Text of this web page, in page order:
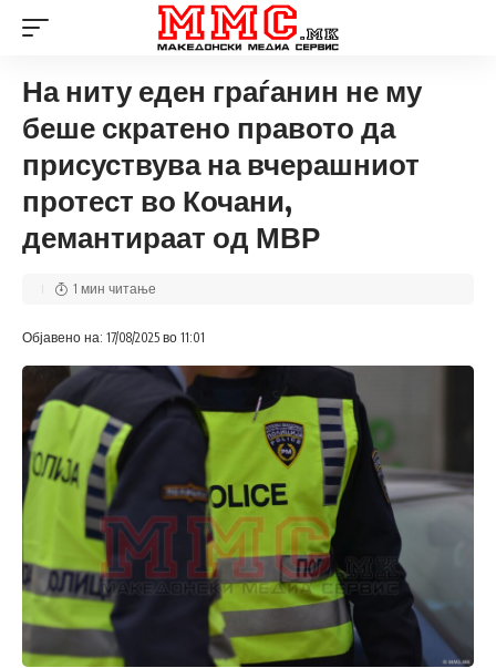
На ниту еден граѓанин не му
беше скратено правото да
присуствува на вчерашниот
протест во Кочани,
демантираат од МВР
Објавено на: 17/08/2025 во 11:01
1 мин читање